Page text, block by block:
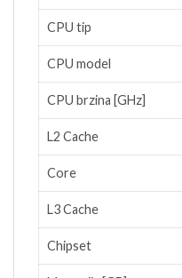
CPU tip
CPU model
CPU brzina [GHz]
L2 Cache
Core
L3 Cache
Chipset